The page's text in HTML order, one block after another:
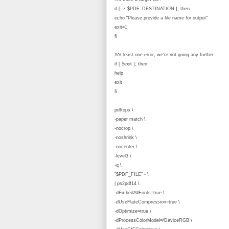
if [ -z $PDF_DESTINATION ]; then
echo "Please provide a file name for output"
exit=1
fi
#At least one error, we're not going any further
if [ $exit ]; then
help
exit
fi
pdftops \
-paper match \
-nocrop \
-noshrink \
-nocenter \
-level3 \
-q \
"$PDF_FILE" - \
| ps2pdf14 \
-dEmbedAllFonts=true \
-dUseFlateCompression=true \
-dOptimize=true \
-dProcessColorModel=/DeviceRGB \